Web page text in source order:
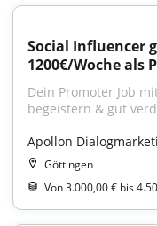
Social Influencer
1200€/Woche als
Dein Promoter Job
begeistern & gut
Apollon
Göttingen
Von 3.000,00 € bis